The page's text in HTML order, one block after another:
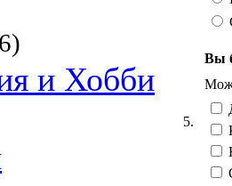
и Хобби
5.
Вы